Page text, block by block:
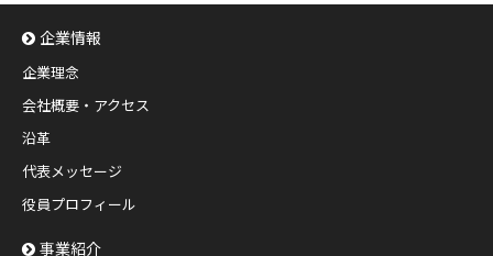
企業情報
企業理念
会社概要・アクセス
沿革
代表メッセージ
役員プロフィール
事業紹介